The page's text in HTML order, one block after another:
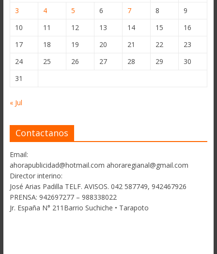
3
4 5 6 7 8
9
10
11 12 13 14 15
16
17
18 19 20 21 22
23
24
25 26 27 28 29
30
31
« Jul
Contactanos
Email:
ahorapublicidad@hotmail.com ahoraregianal@gmail.com
Director interino:
José Arias Padilla TELF. AVISOS. 042 587749, 942467926
PRENSA: 942697277 – 988338022
Jr. España N° 211Barrio Suchiche • Tarapoto